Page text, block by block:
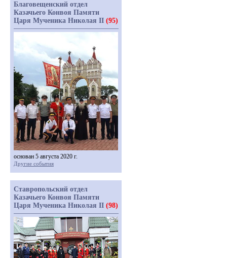
Благовещенский отдел
Казачьего Конвоя Памяти
Царя Мученика Николая II (95)
основан 5 августа 2020 г.
Другие события
Ставропольский отдел
Казачьего Конвоя Памяти
Царя Мученика Николая II (98)